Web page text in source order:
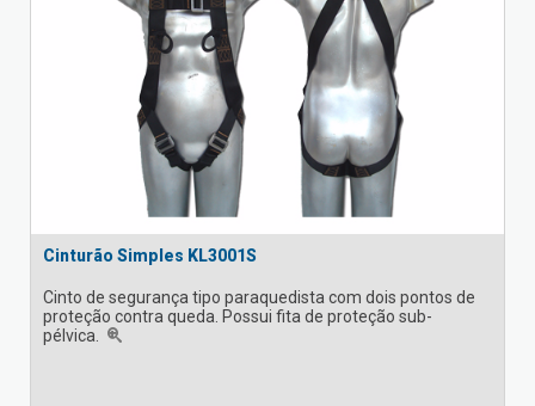
Cinturão Simples KL3001S
Cinto de segurança tipo paraquedista com dois pontos de
proteção contra queda. Possui fita de proteção sub-
pélvica.